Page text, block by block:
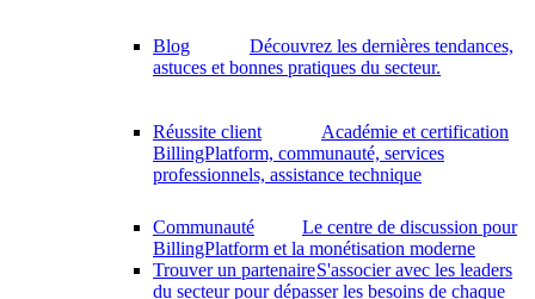
Blog
Découvrez les dernières tendances,
astuces et bonnes pratiques du secteur.
Réussite client
Académie et certification
BillingPlatform, communauté, services
professionnels, assistance technique
Communauté
Le centre de discussion pour
BillingPlatform et la monétisation moderne
Trouver un partenaireS'associer avec les leaders
du secteur pour dépasser les besoins de chaque